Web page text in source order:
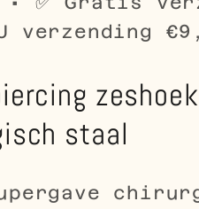
verzending
staal